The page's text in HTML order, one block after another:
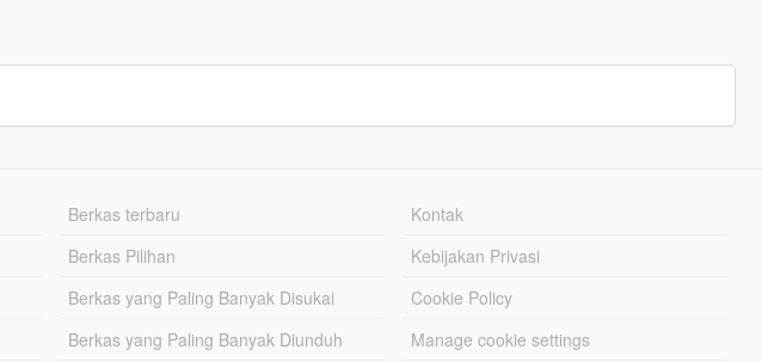
Berkas terbaru
Berkas Pilihan
Berkas yang Paling Banyak Disukai
Berkas yang Paling Banyak Diunduh
Kontak
Kebijakan Privasi
Cookie Policy
Manage cookie settings